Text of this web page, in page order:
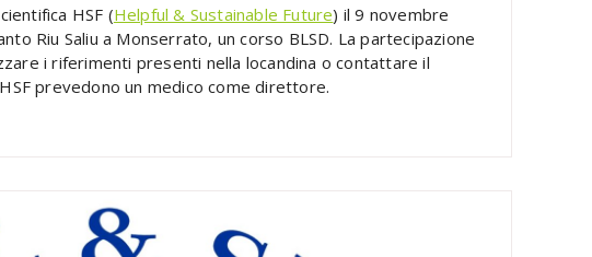
HSF (Helpful & Sustainable Future) il 9 novembre
Riu Saliu a Monserrato, un corso BLSD. La partecipazione
i riferimenti presenti nella locandina o contattare il
prevedono un medico come direttore.